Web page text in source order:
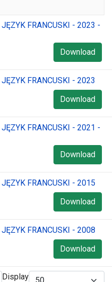
FRANCUSKI - 2023 -
Download
FRANCUSKI - 2023
Download
FRANCUSKI - 2021 -
Download
FRANCUSKI - 2015
Download
FRANCUSKI - 2008
Download
Display